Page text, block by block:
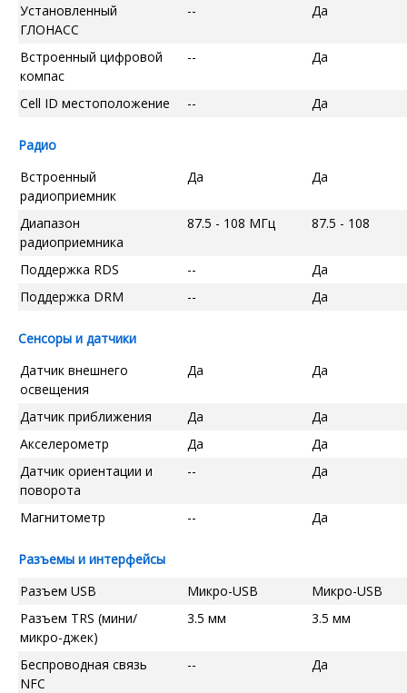
Установленный
ГЛОНАСС
-- Да
Встроенный цифровой
компас
-- Да
Cell ID местоположение -- Да
Радио
Встроенный
радиоприемник
Да Да
Диапазон
радиоприемника
87.5 - 108 МГц 87.5 - 108
Поддержка RDS --
Да
Поддержка DRM
-- Да
Сенсоры и датчики
Датчик внешнего
освещения
Да Да
Датчик приближения Да
Да
Акселерометр
Да
Да
Датчик ориентации и
поворота
-- Да
Магнитометр -- Да
Разъемы и интерфейсы
Разъем USB
Микро-USB
Микро-USB
Разъем TRS (мини/
микро-джек)
3.5 мм 3.5 мм
Беспроводная связь
NFC
-- Да